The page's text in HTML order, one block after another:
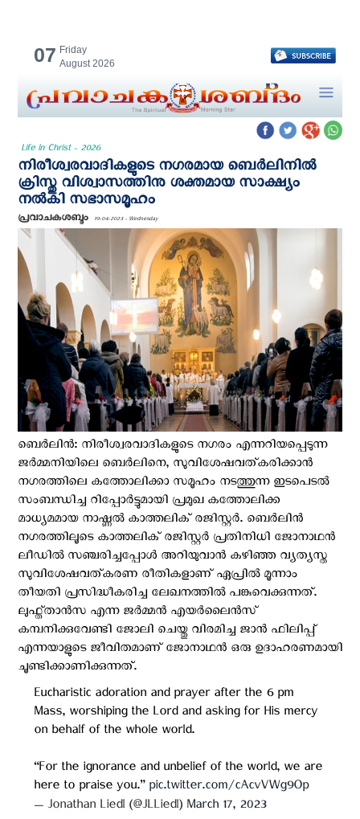
07 Friday
August 2026
Life In Christ - 2026
നിരീശ്വരവാദികളുടെ നഗരമായ ബെർലിനില്‍
ക്രിസ്തു വിശ്വാസത്തിനു ശക്തമായ സാക്ഷ്യം
നല്‍കി സഭാസമൂഹം
പ്രവാചകശബ്ദം 19-04-2023 - Wednesday
ബെര്‍ലിന്‍: നിരീശ്വരവാദികളുടെ നഗരം എന്നറിയപ്പെടുന്ന
ജർമ്മനിയിലെ ബെർലിനെ, സുവിശേഷവത്കരിക്കാൻ
നഗരത്തിലെ കത്തോലിക്കാ സമൂഹം നടത്തുന്ന ഇടപെടല്‍
സംബന്ധിച്ച റിപ്പോര്‍ട്ടുമായി പ്രമുഖ കത്തോലിക്ക
മാധ്യമമായ നാഷ്ണൽ കാത്തലിക് രജിസ്റ്റർ. ബെർലിൻ
നഗരത്തിലൂടെ കാത്തലിക് രജിസ്റ്റര്‍ പ്രതിനിധി ജോനാഥൻ
ലീഡിൽ സഞ്ചരിച്ചപ്പോള്‍ അറിയുവാന്‍ കഴിഞ്ഞ വ്യത്യസ്ത
സുവിശേഷവത്കരണ രീതികളാണ് ഏപ്രിൽ മൂന്നാം
തീയതി പ്രസിദ്ധീകരിച്ച ലേഖനത്തിൽ പങ്കുവെക്കുന്നത്.
ലുഫ്ത്താൻസ എന്ന ജർമ്മൻ എയർലൈൻസ്
കമ്പനിക്കുവേണ്ടി ജോലി ചെയ്തു വിരമിച്ച ജാൻ ഫിലിപ്പ്
എന്നയാളുടെ ജീവിതമാണ് ജോനാഥൻ ഒരു ഉദാഹരണമായി
ചൂണ്ടിക്കാണിക്കുന്നത്.
Eucharistic adoration and prayer after the 6 pm
Mass, worshiping the Lord and asking for His mercy
on behalf of the whole world.
“For the ignorance and unbelief of the world, we are
here to praise you.” pic.twitter.com/cAcvVWg9Op
— Jonathan Liedl (@JLLiedl) March 17, 2023